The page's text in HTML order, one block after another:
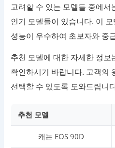
고려할 수 있는 모델들 중에서
인기 모델들이 있습니다. 이
성능이 우수하여 초보자와 중
추천 모델에 대한 자세한 정보
확인하시기 바랍니다. 고객의
선택할 수 있도록 도와드립니
추천 모델
캐논 EOS 90D